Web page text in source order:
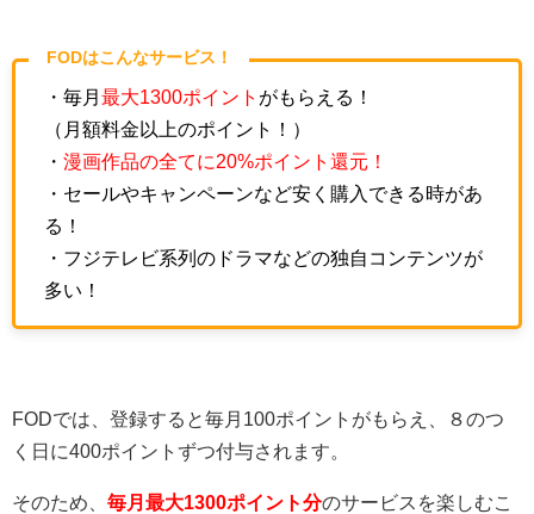
FODはこんなサービス！
・毎月 最大1300ポイント がもらえる！
（月額料金以上のポイント！）
・ 漫画作品の全てに20%ポイント還元！
・セールやキャンペーンなど安く購入できる時があ
る！
・フジテレビ系列のドラマなどの独自コンテンツが
多い！
FODでは、登録すると毎月100ポイントがもらえ、８のつ
く日に400ポイントずつ付与されます。
そのため、 毎月最大1300ポイント分のサービスを楽しむこ